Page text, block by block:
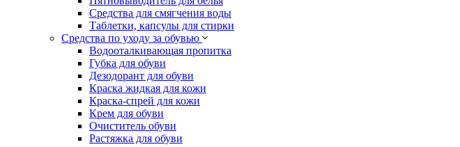
Средства для смягчения воды
Таблетки, капсулы для стирки
Средства по уходу за обувью
Водооталкивающая пропитка
Губка для обуви
Дезодорант для обуви
Краска жидкая для кожи
Краска-спрей для кожи
Крем для обуви
Очиститель обуви
Растяжка для обуви